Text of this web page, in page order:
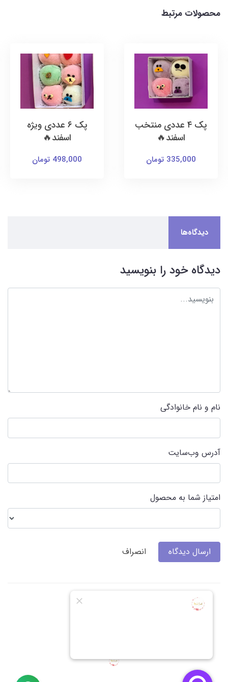
محصولات مرتبط
پک ۴ عددی منتخب
اسفند🔥
335,000 تومان
پک ۶ عددی ویژه
اسفند🔥
498,000 تومان
دیدگاه‌ها
دیدگاه خود را بنویسید
نام و نام خانوادگی
آدرس وب‌سایت
امتیاز شما به محصول
ارسال دیدگاه انصراف